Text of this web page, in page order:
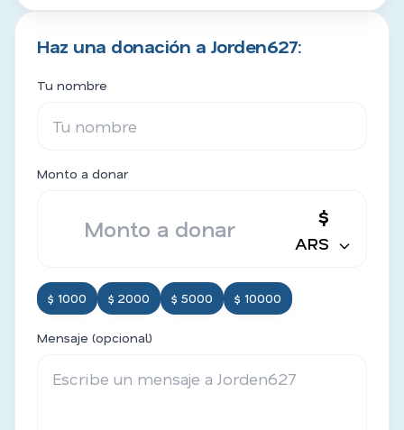
Haz una donación a Jorden627:
Tu nombre
Monto a donar
$
ARS
$ 1000 $ 2000 $ 5000 $ 10000
Mensaje (opcional)